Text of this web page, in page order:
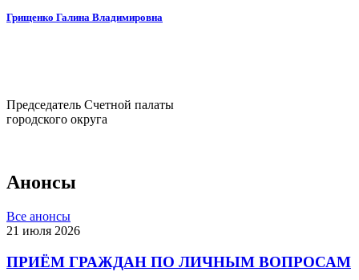
Грищенко Галина Владимировна
Председатель Счетной палаты
городского округа
Анонсы
Все анонсы
21 июля 2026
ПРИЁМ ГРАЖДАН ПО ЛИЧНЫМ ВОПРОСАМ